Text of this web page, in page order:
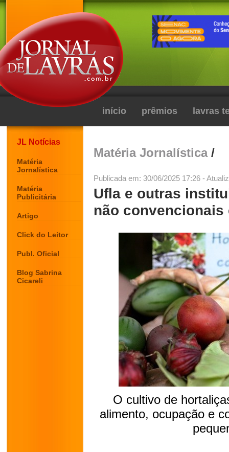
início prêmios lavras
JL Notícias
Matéria
Jornalística
Matéria
Publicitária
Artigo
Click do Leitor
Publ. Oficial
Blog Sabrina
Cicareli
Matéria Jornalística/
Publicada em: 30/06/2025 17:26 -
Ufla e outras
não convencionais
O cultivo de
alimento, ocupação e